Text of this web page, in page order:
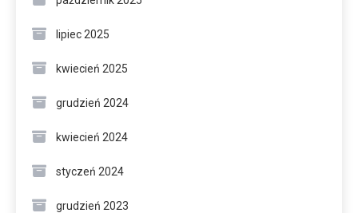
lipiec 2025
kwiecień 2025
grudzień 2024
kwiecień 2024
styczeń 2024
grudzień 2023